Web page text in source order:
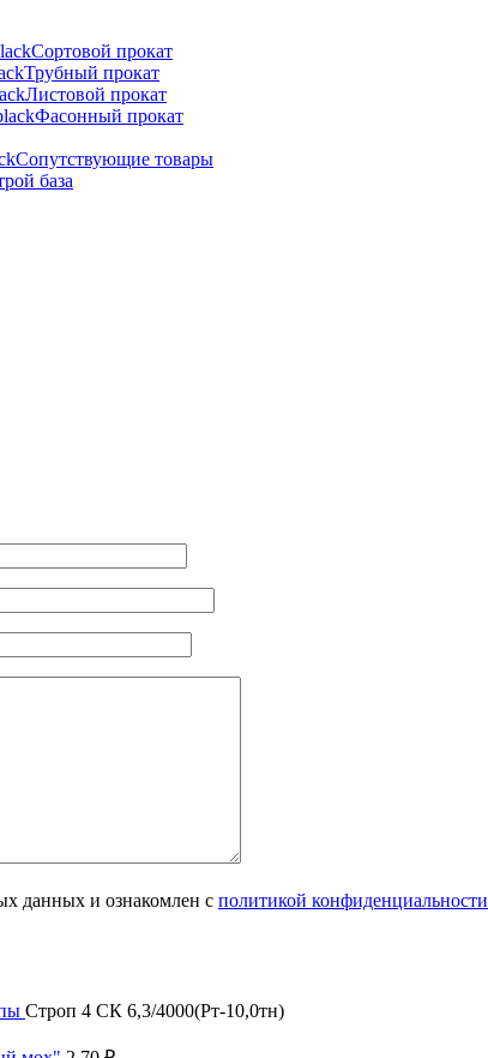
Сортовой прокат
Трубный прокат
Листовой прокат
Фасонный прокат
Сопутствующие товары
база
данных и ознакомлен с политикой конфиденциальности
Строп 4 СК 6,3/4000(Рт-10,0тн)